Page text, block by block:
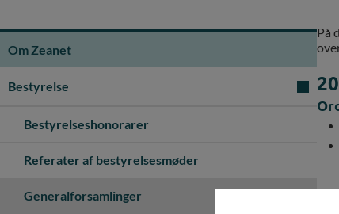
Om Zeanet
Bestyrelse
Bestyrelseshonorarer
Referater af bestyrelsesmøder
Generalforsamlinger
På